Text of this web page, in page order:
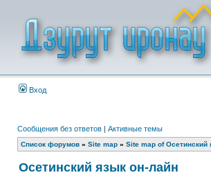
Вход
Сообщения без ответов | Активные темы
Список форумов » Site map » Site map of Осетинский
Осетинский язык он-лайн